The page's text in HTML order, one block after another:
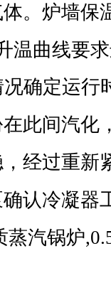
。炉墙保
温曲线要
确定运
此间汽
经过重
认冷凝器
汽锅炉